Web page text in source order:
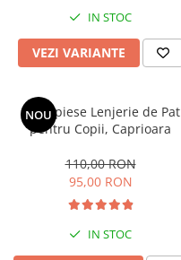
IN STOC
VEZI VARIANTE
NOU
Set 3 piese Lenjerie de Pat
pentru Copii, Caprioara
110,00 RON
95,00 RON
IN STOC